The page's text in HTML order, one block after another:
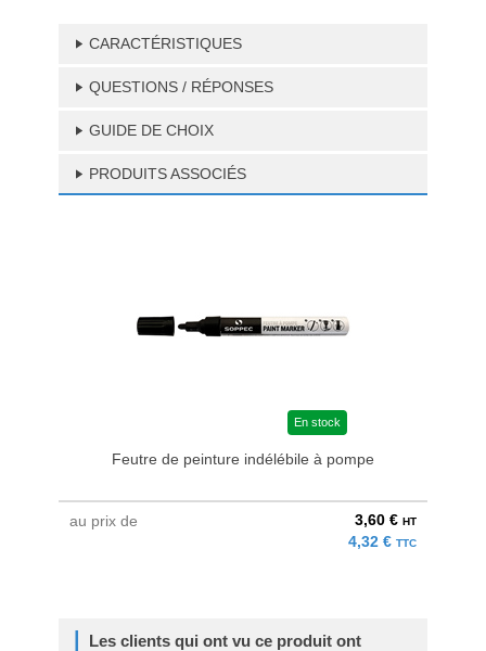
CARACTÉRISTIQUES
QUESTIONS / RÉPONSES
GUIDE DE CHOIX
PRODUITS ASSOCIÉS
En stock
Feutre de peinture indélébile à pompe
au prix de 3,60 € HT
4,32 € TTC
Les clients qui ont vu ce produit ont